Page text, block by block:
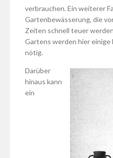
verbrauchen. Ein weiterer
Gartenbewässerung, die
Zeiten schnell teuer
Gartens werden hier
nötig.
Darüber
hinaus kann
ein